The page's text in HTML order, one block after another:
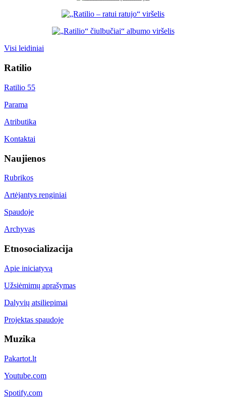
Visi leidiniai
Ratilio
Ratilio 55
Parama
Atributika
Kontaktai
Naujienos
Rubrikos
Artėjantys renginiai
Spaudoje
Archyvas
Etnosocializacija
Apie iniciatyvą
Užsiėmimų aprašymas
Dalyvių atsiliepimai
Projektas spaudoje
Muzika
Pakartot.lt
Youtube.com
Spotify.com